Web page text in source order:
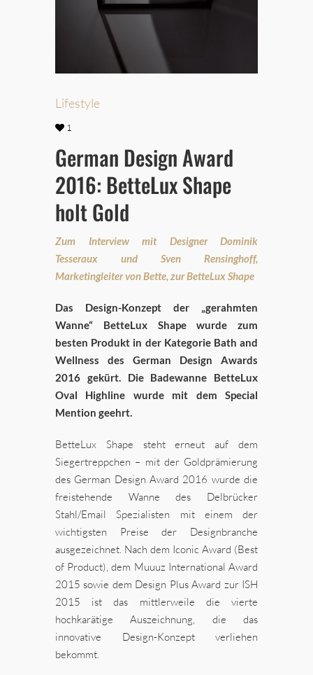
Lifestyle
1
German Design Award
2016: BetteLux Shape
holt Gold
Zum Interview mit Designer Dominik
Tesseraux und Sven Rensinghoff,
Marketingleiter von Bette, zur BetteLux Shape
Das Design-Konzept der „gerahmten
Wanne“ BetteLux Shape wurde zum
besten Produkt in der Kategorie Bath and
Wellness des German Design Awards
2016 gekürt. Die Badewanne BetteLux
Oval Highline wurde mit dem Special
Mention geehrt.
BetteLux Shape steht erneut auf dem
Siegertreppchen – mit der Goldprämierung
des German Design Award 2016 wurde die
freistehende Wanne des Delbrücker
Stahl/Email Spezialisten mit einem der
wichtigsten Preise der Designbranche
ausgezeichnet. Nach dem Iconic Award (Best
of Product), dem Muuuz International Award
2015 sowie dem Design Plus Award zur ISH
2015 ist das mittlerweile die vierte
hochkarätige Auszeichnung, die das
innovative Design-Konzept verliehen
bekommt.